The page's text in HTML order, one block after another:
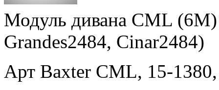
Модуль дивана CML
Grandes2484, Cinar2484)
Арт Baxter CML, 15-